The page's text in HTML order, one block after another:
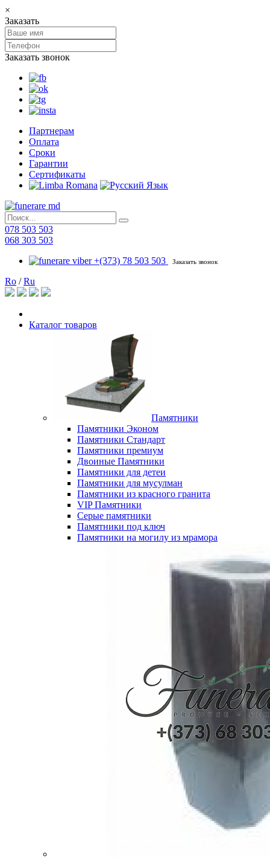
×
Заказать
Заказать звонок
Партнерам
Оплата
Сроки
Гарантии
Сертификаты
078 503 503
068 303 503
+(373) 78 503 503
Заказать звонок
Ro /Ru
Каталог товаров
Памятники
Памятники Эконом
Памятники Стандарт
Памятники премиум
Двоиные Памятники
Памятники для детеи
Памятники для мусулман
Памятники из красного гранита
VIP Памятники
Серые памятники
Памятники под ключ
Памятники на могилу из мрамора